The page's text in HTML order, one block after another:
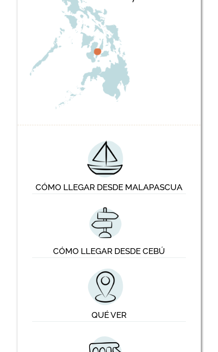
CÓMO LLEGAR DESDE MALAPASCUA
CÓMO LLEGAR DESDE CEBÚ
QUÉ VER